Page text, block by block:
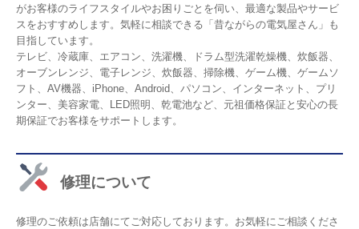
がお客様のライフスタイルやお困りごとを伺い、最適な製品やサービ
スをおすすめします。気軽に相談できる「昔ながらの電気屋さん」も
目指しています。
テレビ、冷蔵庫、エアコン、洗濯機、ドラム型洗濯乾燥機、炊飯器、
オーブンレンジ、電子レンジ、炊飯器、掃除機、ゲーム機、ゲームソ
フト、AV機器、iPhone、Android、パソコン、インターネット、プリ
ンター、美容家電、LED照明、乾電池など、元祖価格保証と安心の長
期保証でお客様をサポートします。
修理について
修理のご依頼は店舗にてご対応しております。お気軽にご相談くださ